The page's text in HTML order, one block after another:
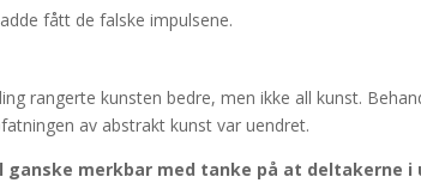
fått de falske impulsene.
rangerte kunsten bedre, men ikke all kunst.
av abstrakt kunst var uendret.
ganske merkbar med tanke på at deltakerne